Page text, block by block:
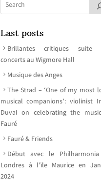
Last posts
Brillantes critiques suite
concerts au Wigmore Hall
Musique des Anges
The Strad – ‘One of my most
musical companions’: violinist
Duval on celebrating the
Fauré
Fauré & Friends
Début avec le
Londres à l’ïle Maurice en
2024